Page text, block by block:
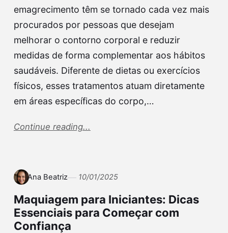
emagrecimento têm se tornado cada vez mais
procurados por pessoas que desejam
melhorar o contorno corporal e reduzir
medidas de forma complementar aos hábitos
saudáveis. Diferente de dietas ou exercícios
físicos, esses tratamentos atuam diretamente
em áreas específicas do corpo,…
Continue reading...
Ana Beatriz 10/01/2025
Maquiagem para Iniciantes: Dicas
Essenciais para Começar com
Confiança